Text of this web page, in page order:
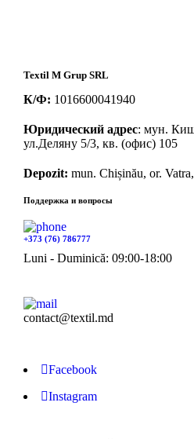
Textil M Grup SRL
К/Ф: 1016600041940
Юридический адрес: мун.
ул.Деляну 5/3, кв. (офис) 105
Depozit: mun. Chișinău, or.
Поддержка и вопросы
+373 (76) 786777
Luni - Duminică: 09:00-18:00
contact@textil.md
Facebook
Instagram